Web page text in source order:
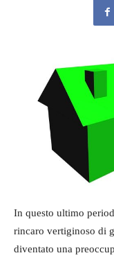
In questo ultimo
rincaro vertiginoso di
diventato una